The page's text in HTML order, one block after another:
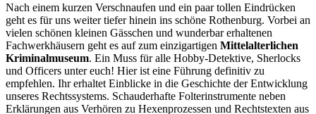
Nach einem kurzen Verschnaufen und ein paar tollen Eindrücken
geht es für uns weiter tiefer hinein ins schöne Rothenburg. Vorbei an
vielen schönen kleinen Gässchen und wunderbar erhaltenen
Fachwerkhäusern geht es auf zum einzigartigen Mittelalterlichen
Kriminalmuseum. Ein Muss für alle Hobby-Detektive, Sherlocks
und Officers unter euch! Hier ist eine Führung definitiv zu
empfehlen. Ihr erhaltet Einblicke in die Geschichte der Entwicklung
unseres Rechtssystems. Schauderhafte Folterinstrumente neben
Erklärungen aus Verhören zu Hexenprozessen und Rechtstexten aus